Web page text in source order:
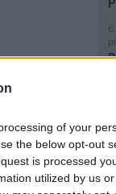
of your
the below opt-out
is processed
utilized by us